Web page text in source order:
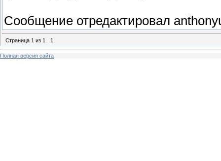
Сообщение отредактировал
Страница 1 из 1 1
Полная версия сайта